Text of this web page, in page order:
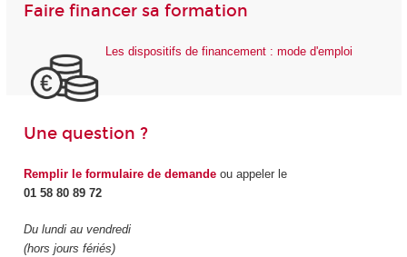
Faire financer sa formation
Les dispositifs de financement : mode d'emploi
Une question ?
Remplir le formulaire de demandeou appeler le
01 58 80 89 72
Du lundi au vendredi
(hors jours fériés)